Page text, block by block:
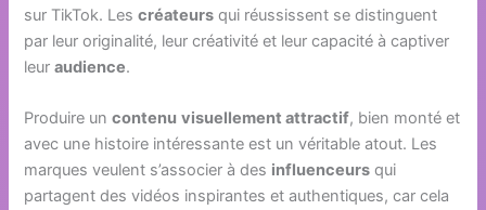
sur TikTok. Lescréateurs qui réussissent se distinguent
par leur originalité, leur créativité et leur capacité à captiver
leuraudience.
Produire uncontenu visuellement attractif, bien monté et
avec une histoire intéressante est un véritable atout. Les
marques veulent s’associer à des influenceurs qui
partagent des vidéos inspirantes et authentiques, car cela